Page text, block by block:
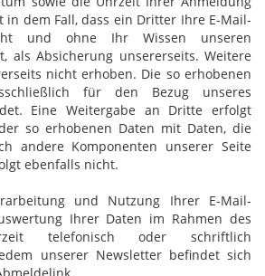
in dem Fall, dass ein Dritter Ihre E-Mail-
und ohne Ihr Wissen unseren
als Absicherung unsererseits. Weitere
nicht erhoben. Die so erhobenen
für den Bezug unseres
Eine Weitergabe an Dritte erfolgt
so erhobenen Daten mit Daten, die
andere Komponenten unserer Seite
ebenfalls nicht.
und Nutzung Ihrer E-Mail-
Ihrer Daten im Rahmen des
telefonisch oder schriftlich
unserer Newsletter befindet sich